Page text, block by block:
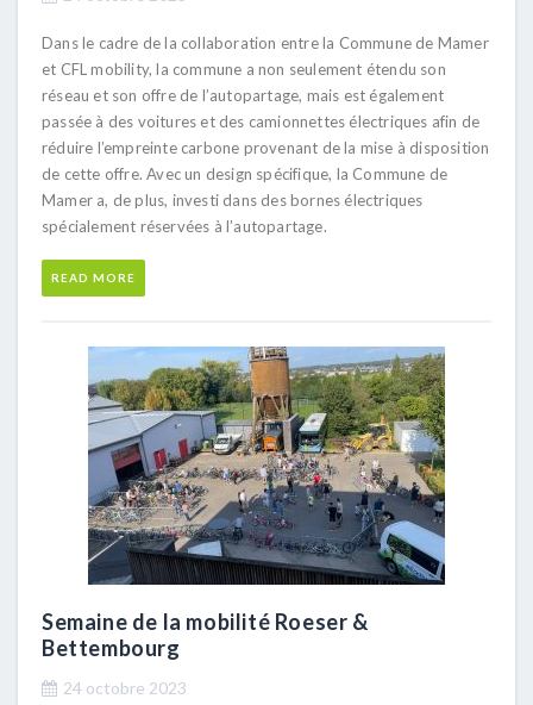
Dans le cadre de la collaboration entre la Commune de Mamer
et CFL mobility, la commune a non seulement étendu son
réseau et son offre de l’autopartage, mais est également
passée à des voitures et des camionnettes électriques afin de
réduire l’empreinte carbone provenant de la mise à disposition
de cette offre. Avec un design spécifique, la Commune de
Mamer a, de plus, investi dans des bornes électriques
spécialement réservées à l’autopartage.
READ MORE
Semaine de la mobilité Roeser &
Bettembourg
24 octobre 2023